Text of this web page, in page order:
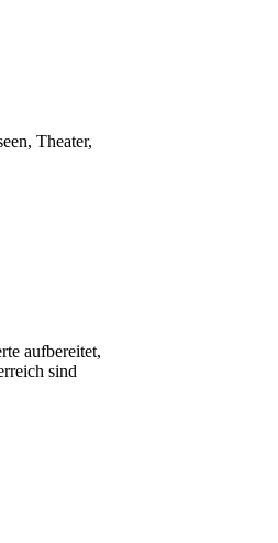
Theater,
aufbereitet,
sind